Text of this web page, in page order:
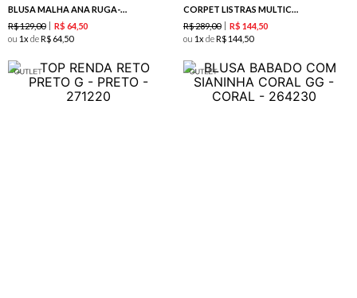
BLUSA MALHA ANA RUGA-PRETO
R$129,00 R$ 64 50
ou 1 deR$ 64 50
CORPET LISTRAS MULTICOLORIDAS OFF WHITE
R$289,00 R$ 144 50
ou 1 deR$ 144 50